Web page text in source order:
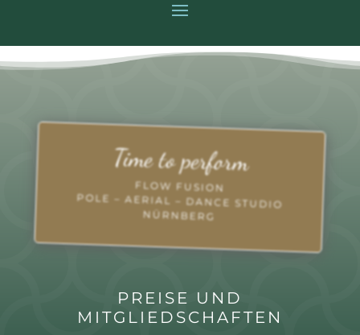
Time to perform
FLOW FUSION
POLE – AERIAL – DANCE STUDIO
NÜRNBERG
PREISE UND
MITGLIEDSCHAFTEN